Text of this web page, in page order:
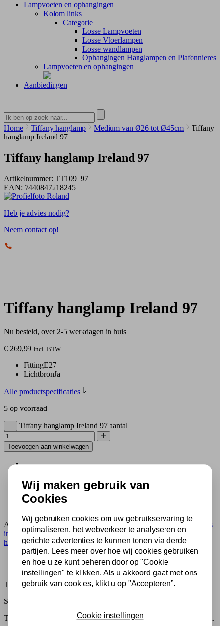
Lampvoeten en ophangingen
Kolom links
Categorie
Losse Lampvoeten
Losse Vloerlampen
Losse wandlampen
Ophangingen Hanglampen en Plafonnieres
Lampvoeten en ophangingen
Aanbiedingen
Home Tiffany hanglamp Medium van Ø26 tot Ø45cm
Tiffany
hanglamp Ireland 97
Tiffany hanglamp Ireland 97
Artikelnummer: TT109_97
EAN: 7440847218245
Heb je advies nodig?
Neem contact op!
Tiffany hanglamp Ireland 97
Nu besteld, over 2-5 werkdagen in huis
€ 269,99 Incl. BTW
FittingE27
LichtbronJa
Alle productspecificaties
5 op voorraad
Tiffany hanglamp Ireland 97 aantal
Toevoegen aan winkelwagen
Al 70 jaar expert in lampen
Gratis verzending in NL vanaf € 50,-
Gratis lichtbronnen inbegrepen
Artikelnummer:
TT109_97 Categorie: Glas in lood hanglamp
Glas
in lood lamp,Lampen ,Medium van Ø26 tot Ø45cm,Tiffany
hanglamp,Top-Collectie
Beschrijving
Extra informatie
Tiffany hanglamp Ireland 97
Specificaties
Tiffany hanglamp met een rechthoekige kap in geometrisch patroon.
Wij maken gebruik van
Cookies
Wij gebruiken cookies om uw gebruikservaring te
optimaliseren, het webverkeer te analyseren en
gerichte advertenties te kunnen tonen via derde
partijen. Lees meer over hoe wij cookies gebruiken
en hoe u ze kunt beheren door op "Cookie
instellingen" te klikken. Als u akkoord gaat met ons
gebruik van cookies, klikt u op "Accepteren”.
Cookie instellingen